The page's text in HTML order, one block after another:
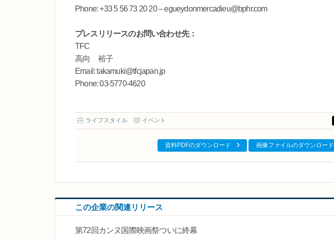
Phone: +33 5 56 73 20 20 – egueydonmercadieu@bphr.com
プレスリリースのお問い合わせ先：
TFC
高向 裕子
Email: takamuki@tfcjapan.jp
Phone: 03-5770-4620
ライフスタイル イベント
資料PDFのダウンロード 画像ファイルのダウンロード
この企業の関連リリース
第72回カンヌ国際映画祭ついに終幕